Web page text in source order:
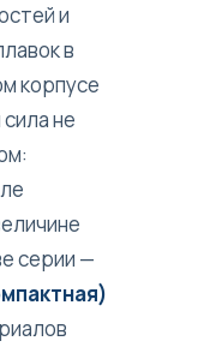
и
в
корпусе
не
серии —